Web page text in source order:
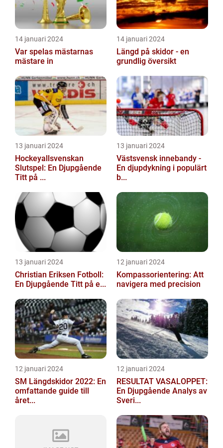
14 januari 2024
Var spelas mästarnas
mästare in
14 januari 2024
Längd på skidor - en
grundlig översikt
13 januari 2024
Hockeyallsvenskan
Slutspel: En Djupgående
Titt på ...
13 januari 2024
Västsvensk innebandy -
En djupdykning i populärt
b...
13 januari 2024
Christian Eriksen Fotboll:
En Djupgående Titt på e...
12 januari 2024
Kompassorientering: Att
navigera med precision
12 januari 2024
SM Längdskidor 2022: En
omfattande guide till
året...
12 januari 2024
RESULTAT VASALOPPET:
En Djupgående Analys av
Sveri...